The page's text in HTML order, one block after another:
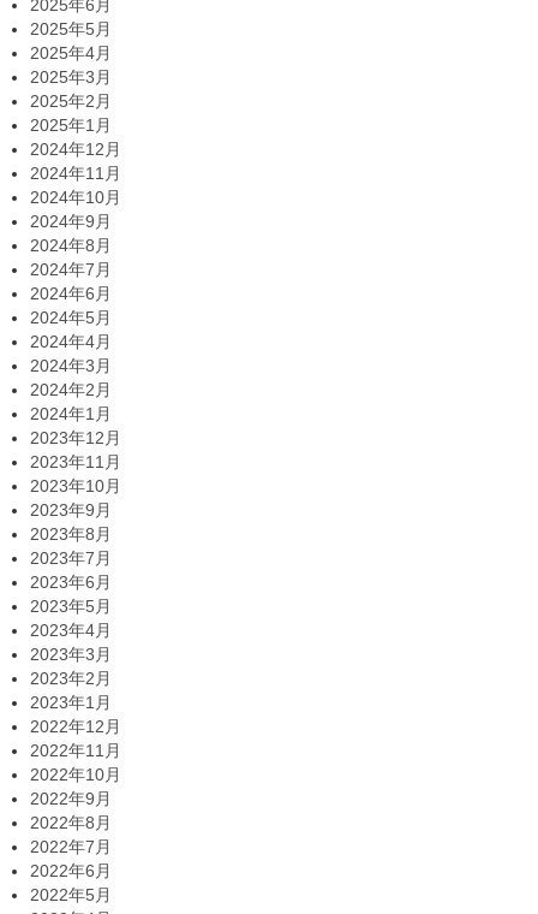
2025年6月
2025年5月
2025年4月
2025年3月
2025年2月
2025年1月
2024年12月
2024年11月
2024年10月
2024年9月
2024年8月
2024年7月
2024年6月
2024年5月
2024年4月
2024年3月
2024年2月
2024年1月
2023年12月
2023年11月
2023年10月
2023年9月
2023年8月
2023年7月
2023年6月
2023年5月
2023年4月
2023年3月
2023年2月
2023年1月
2022年12月
2022年11月
2022年10月
2022年9月
2022年8月
2022年7月
2022年6月
2022年5月